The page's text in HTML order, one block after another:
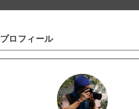
プロフィール